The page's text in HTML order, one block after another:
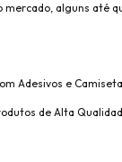
alguns até
Adesivos e
de Alta